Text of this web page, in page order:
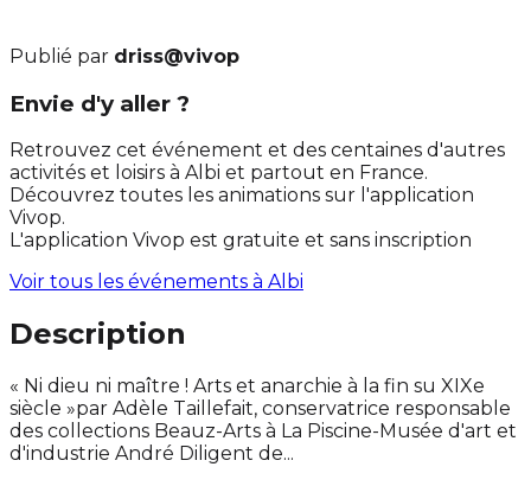
Publié par driss@vivop
Envie d'y aller ?
Retrouvez cet événement et des centaines d'autres
activités et loisirs à Albi et partout en France.
Découvrez toutes les animations sur l'application
Vivop.
L'application Vivop est gratuite et sans inscription
Voir tous les événements à Albi
Description
« Ni dieu ni maître ! Arts et anarchie à la fin su XIXe
siècle »par Adèle Taillefait, conservatrice responsable
des collections Beauz-Arts à La Piscine-Musée d'art et
d'industrie André Diligent de...